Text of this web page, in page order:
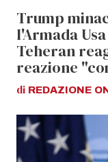
Trump
l'Armada
Teheran
reazione
di REDAZIONE